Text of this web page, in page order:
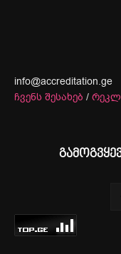
info@accreditation.ge
ჩვენს შესახებ /